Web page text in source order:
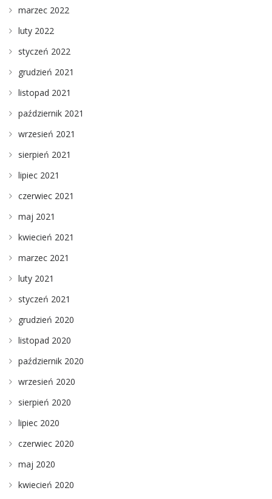
marzec 2022
luty 2022
styczeń 2022
grudzień 2021
listopad 2021
październik 2021
wrzesień 2021
sierpień 2021
lipiec 2021
czerwiec 2021
maj 2021
kwiecień 2021
marzec 2021
luty 2021
styczeń 2021
grudzień 2020
listopad 2020
październik 2020
wrzesień 2020
sierpień 2020
lipiec 2020
czerwiec 2020
maj 2020
kwiecień 2020